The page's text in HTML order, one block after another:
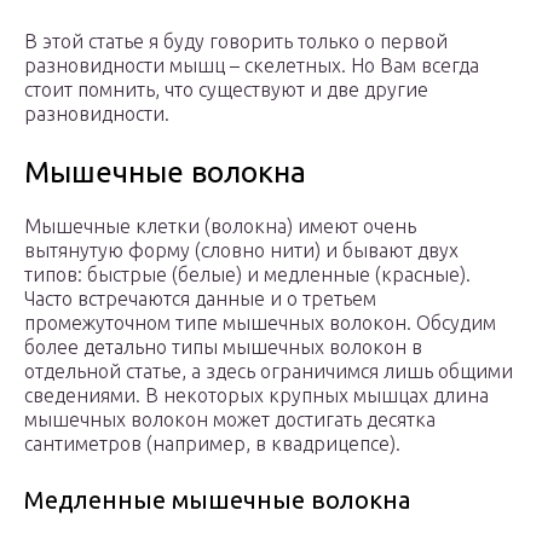
В этой статье я буду говорить только о первой
разновидности мышц – скелетных. Но Вам всегда
стоит помнить, что существуют и две другие
разновидности.
Мышечные волокна
Мышечные клетки (волокна) имеют очень
вытянутую форму (словно нити) и бывают двух
типов: быстрые (белые) и медленные (красные).
Часто встречаются данные и о третьем
промежуточном типе мышечных волокон. Обсудим
более детально типы мышечных волокон в
отдельной статье, а здесь ограничимся лишь общими
сведениями. В некоторых крупных мышцах длина
мышечных волокон может достигать десятка
сантиметров (например, в квадрицепсе).
Медленные мышечные волокна